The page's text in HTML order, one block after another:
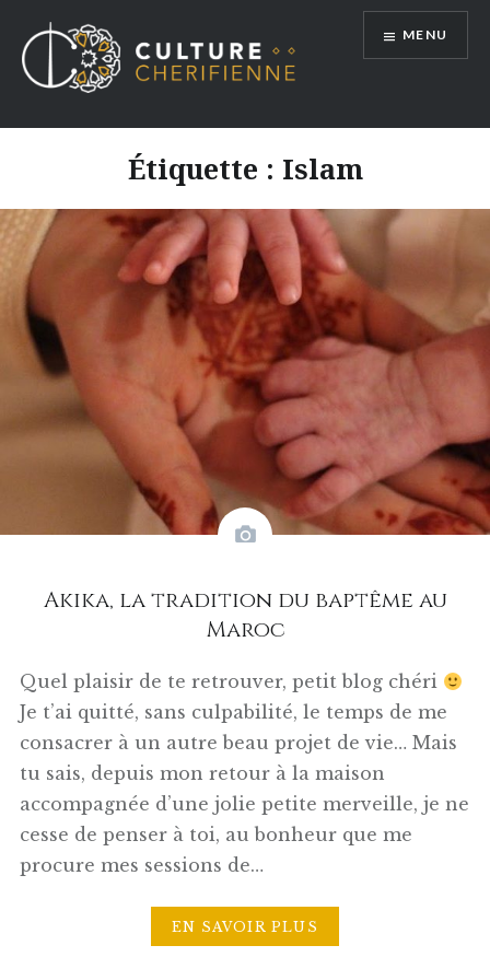
contenu
MENU
Étiquette : Islam
Akika, la tradition du baptême au
Maroc
Quel plaisir de te retrouver, petit blog chéri
Je t’ai quitté, sans culpabilité, le temps de me
consacrer à un autre beau projet de vie… Mais
tu sais, depuis mon retour à la maison
accompagnée d’une jolie petite merveille, je ne
cesse de penser à toi, au bonheur que me
procure mes sessions de…
EN SAVOIR PLUS